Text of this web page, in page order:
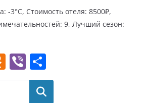
-3°C, Стоимость отеля: 8500₽,
9, Лучший сезон:
O
d
Vi
b
er
т
п
Поиск